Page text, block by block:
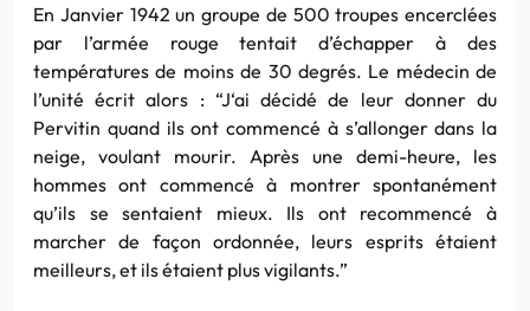
En Janvier 1942 un groupe de 500 troupes encerclées
par l’armée rouge tentait d’échapper à des
températures de moins de 30 degrés. Le médecin de
l’unité écrit alors : “J‘ai décidé de leur donner du
Pervitin quand ils ont commencé à s’allonger dans la
neige, voulant mourir. Après une demi-heure, les
hommes ont commencé à montrer spontanément
qu’ils se sentaient mieux. Ils ont recommencé à
marcher de façon ordonnée, leurs esprits étaient
meilleurs, et ils étaient plus vigilants.”